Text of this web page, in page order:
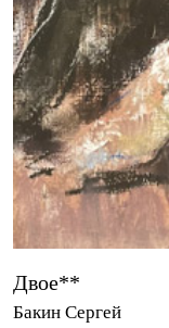
Двое**
Бакин Сергей